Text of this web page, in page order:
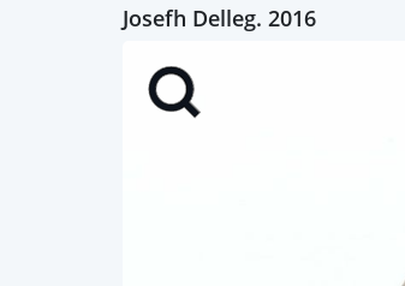
Josefh Delleg. 2016